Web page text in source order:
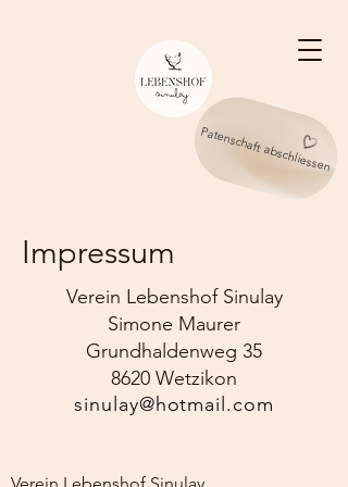
Patenschaft abschliessen
Impressum
Verein Lebenshof Sinulay
Simone Maurer
Grundhaldenweg 35
8620 Wetzikon
sinulay@hotmail.com